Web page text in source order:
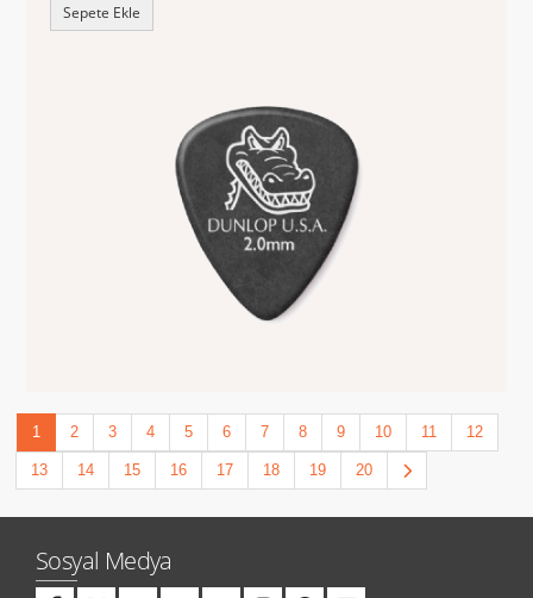
Sepete Ekle
1 2 3 4 5 6 7 8 9 10 11 12
13 14 15 16 17 18 19 20
Sosyal Medya